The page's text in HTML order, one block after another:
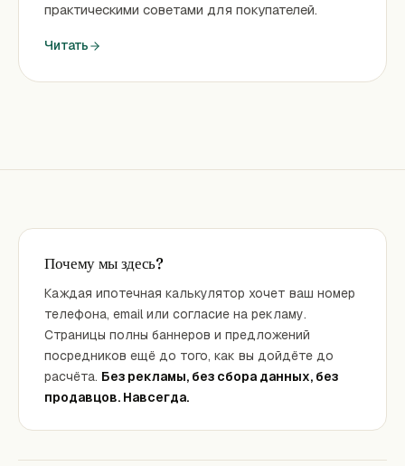
практическими советами для покупателей.
Читать
Почему мы здесь?
Каждая ипотечная калькулятор хочет ваш номер
телефона, email или согласие на рекламу.
Страницы полны баннеров и предложений
посредников ещё до того, как вы дойдёте до
расчёта. Без рекламы, без сбора данных, без
продавцов. Навсегда.